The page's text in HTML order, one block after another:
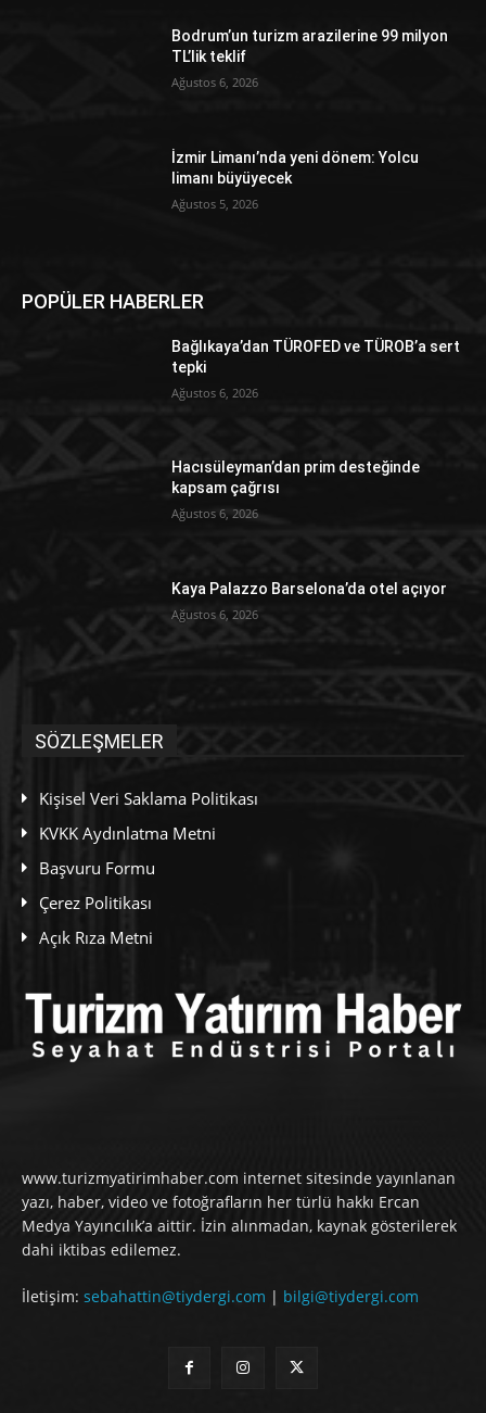
Bodrum’un turizm arazilerine 99 milyon
TL’lik teklif
Ağustos 6, 2026
İzmir Limanı’nda yeni dönem: Yolcu
limanı büyüyecek
Ağustos 5, 2026
POPÜLER HABERLER
Bağlıkaya’dan TÜROFED ve TÜROB’a sert
tepki
Ağustos 6, 2026
Hacısüleyman’dan prim desteğinde
kapsam çağrısı
Ağustos 6, 2026
Kaya Palazzo Barselona’da otel açıyor
Ağustos 6, 2026
SÖZLEŞMELER
Kişisel Veri Saklama Politikası
KVKK Aydınlatma Metni
Başvuru Formu
Çerez Politikası
Açık Rıza Metni
www.turizmyatirimhaber.com internet sitesinde yayınlanan
yazı, haber, video ve fotoğrafların her türlü hakkı Ercan
Medya Yayıncılık’a aittir. İzin alınmadan, kaynak gösterilerek
dahi iktibas edilemez.
İletişim: sebahattin@tiydergi.com | bilgi@tiydergi.com